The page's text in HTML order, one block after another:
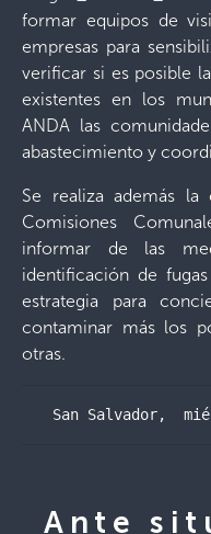
formar equipos de
empresas para
verificar si es posible
existentes en los
ANDA las
abastecimiento y
Se realiza además
Comisiones
informar de las
identificación de
estrategia para
contaminar más los
otras.
San Salvador,
Ante